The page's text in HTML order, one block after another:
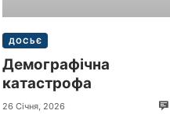
ДОСЬЄ
Демографічна
катастрофа
26 Січня, 2026